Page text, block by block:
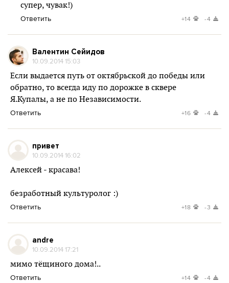
супер, чувак!)
Ответить +14 -4
Валентин Сейидов
10.09.2014 15:03
Если выдается путь от октябрьской до победы или
обратно, то всегда иду по дорожке в сквере
Я.Купалы, а не по Независимости.
Ответить +16 -4
привет
10.09.2014 16:02
Алексей - красава!
безработный культуролог :)
Ответить +18 -3
andre
10.09.2014 17:21
мимо тёщиного дома!..
Ответить +14 -4